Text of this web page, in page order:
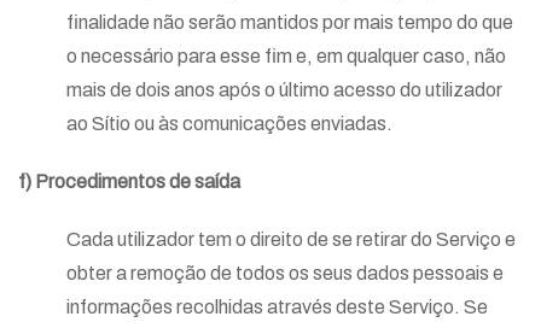
finalidade não serão mantidos por mais tempo do que
o necessário para esse fim e, em qualquer caso, não
mais de dois anos após o último acesso do utilizador
ao Sítio ou às comunicações enviadas.
f) Procedimentos de saída
Cada utilizador tem o direito de se retirar do Serviço e
obter a remoção de todos os seus dados pessoais e
informações recolhidas através deste Serviço. Se